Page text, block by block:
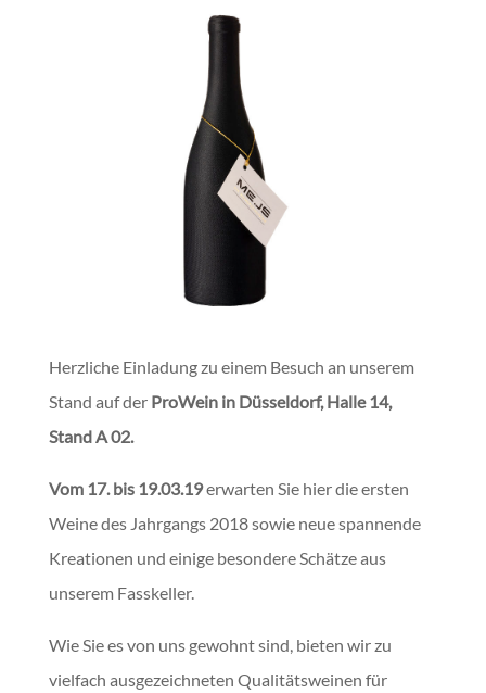
Herzliche Einladung zu einem Besuch an unserem
Stand auf der ProWein in Düsseldorf, Halle 14,
Stand A 02.
Vom 17. bis 19.03.19erwarten Sie hier die ersten
Weine des Jahrgangs 2018 sowie neue spannende
Kreationen und einige besondere Schätze aus
unserem Fasskeller.
Wie Sie es von uns gewohnt sind, bieten wir zu
vielfach ausgezeichneten Qualitätsweinen für